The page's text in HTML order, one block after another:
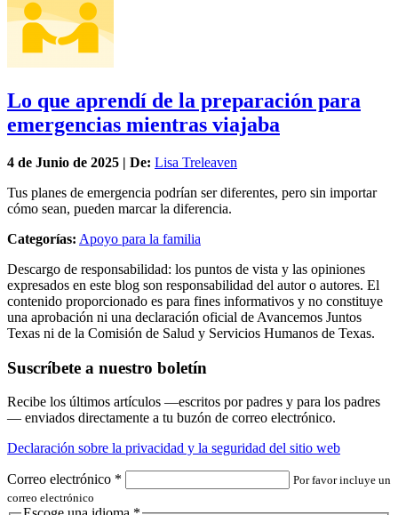
Lo que aprendí de la preparación para
emergencias mientras viajaba
4 de Junio de 2025 | De: Lisa Treleaven
Tus planes de emergencia podrían ser diferentes, pero sin importar
cómo sean, pueden marcar la diferencia.
Categorías: Apoyo para la familia
Descargo de responsabilidad: los puntos de vista y las opiniones
expresados en este blog son responsabilidad del autor o autores. El
contenido proporcionado es para fines informativos y no constituye
una aprobación ni una declaración oficial de Avancemos Juntos
Texas ni de la Comisión de Salud y Servicios Humanos de Texas.
Suscríbete a nuestro boletín
Recibe los últimos artículos —escritos por padres y para los padres
— enviados directamente a tu buzón de correo electrónico.
Declaración sobre la privacidad y la seguridad del sitio web
Correo electrónico *
Por favor incluye un
correo electrónico